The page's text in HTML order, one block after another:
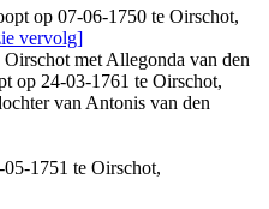
op 07-06-1750 te Oirschot,
vervolg]
met Allegonda van den
op 24-03-1761 te Oirschot,
van Antonis van den
1751 te Oirschot,